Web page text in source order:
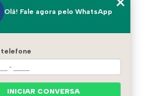
Olá! Fale agora pelo WhatsApp
telefone
INICIAR CONVERSA